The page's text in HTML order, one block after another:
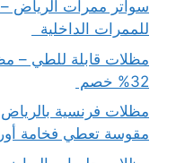
للممرات الداخلية
مظلات قابلة للطي –
32% خصم
مظلات فرنسية
مقوسة تعطي فخامة